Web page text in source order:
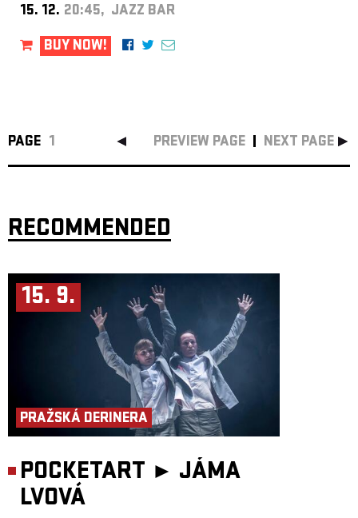
15. 12. 20:45, JAZZ BAR
BUY NOW!
PAGE 1 PREVIEW PAGE NEXT PAGE
RECOMMENDED
15. 9.
PRAŽSKÁ DERINERA
POCKETART ► JÁMA
LVOVÁ